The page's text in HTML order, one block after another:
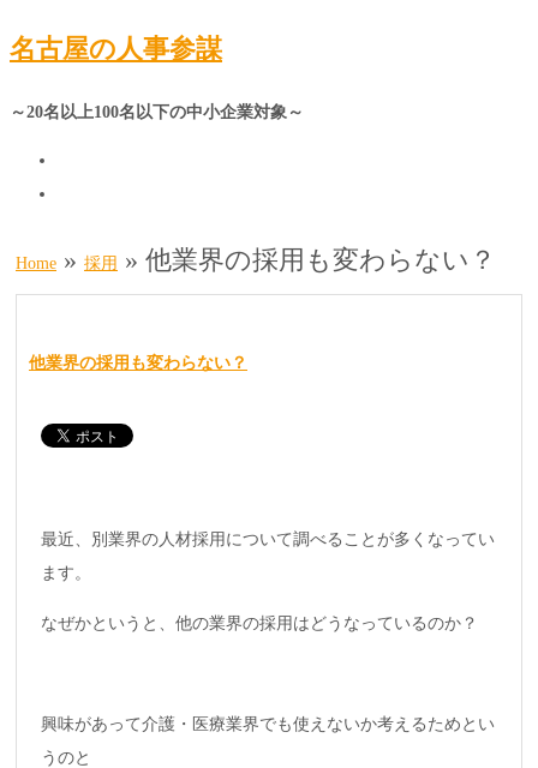
名古屋の人事参謀
～20名以上100名以下の中小企業対象～
Home » 採用 » 他業界の採用も変わらない？
他業界の採用も変わらない？
最近、別業界の人材採用について調べることが多くなってい
ます。
なぜかというと、他の業界の採用はどうなっているのか？
興味があって介護・医療業界でも使えないか考えるためとい
うのと